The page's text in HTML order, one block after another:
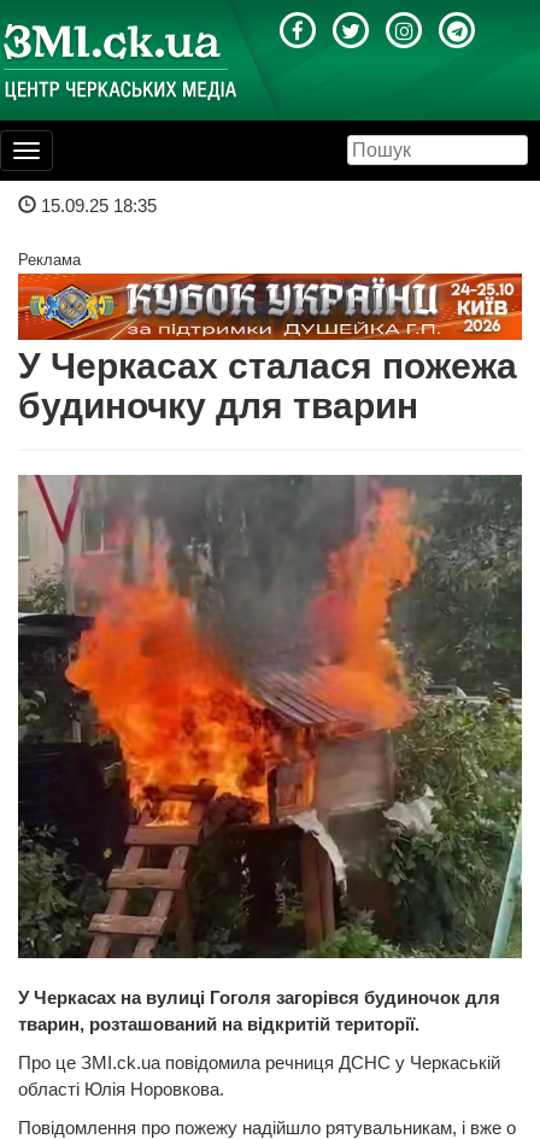
Toggle
navigation
15.09.25 18:35
Реклама
У Черкасах сталася пожежа
будиночку для тварин
У Черкасах на вулиці Гоголя загорівся будиночок для
тварин, розташований на відкритій території.
Про це ЗМІ.ck.ua повідомила речниця ДСНС у Черкаській
області Юлія Норовкова.
Повідомлення про пожежу надійшло рятувальникам, і вже о